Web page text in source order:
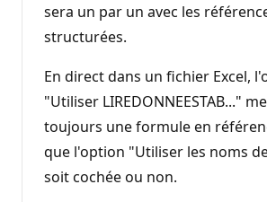
sera un par un avec les
structurées.
En direct dans un fichier Excel,
"Utiliser LIREDONNEESTAB..."
toujours une formule en
que l'option "Utiliser les noms
soit cochée ou non.